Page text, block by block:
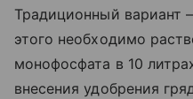
Традиционный вариант
этого необходимо
монофосфата в 10
внесения удобрения